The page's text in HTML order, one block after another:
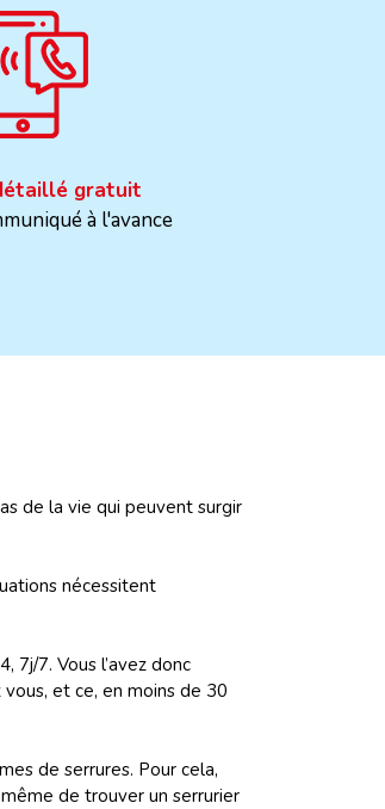
gratuit
à l'avance
de la vie qui peuvent surgir
nécessitent
7j/7. Vous l’avez donc
et ce, en moins de 30
de serrures. Pour cela,
de trouver un serrurier